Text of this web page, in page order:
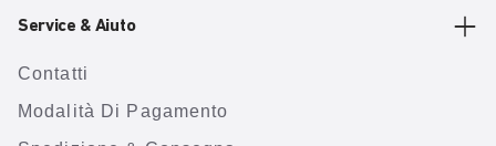
Service & Aiuto
Contatti
Modalità Di Pagamento